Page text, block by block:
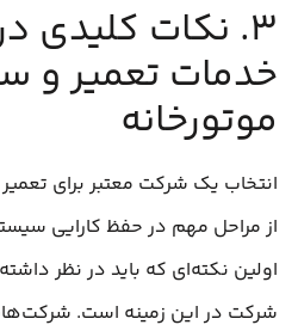
۳. نکات کلیدی
خدمات تعمیر و
موتورخانه
انتخاب یک شرکت معتبر برای
از مراحل مهم در حفظ کارایی
اولین نکته‌ای که باید در نظر
شرکت در این زمینه است.